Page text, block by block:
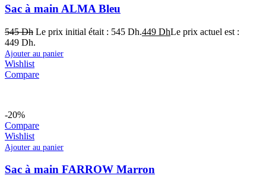
Sac à main ALMA Bleu
545Dh Le prix initial était : 545 Dh.449 DhLe prix actuel est :
449 Dh.
Ajouter au panier
Wishlist
Compare
-20%
Compare
Wishlist
Ajouter au panier
Sac à main FARROW Marron